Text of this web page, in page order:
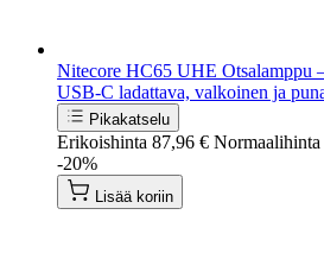
Nitecore HC65 UHE Otsalamppu
USB-C ladattava, valkoinen ja
Pikakatselu
Erikoishinta 87,96 € Normaalihinta
-20%
Lisää koriin